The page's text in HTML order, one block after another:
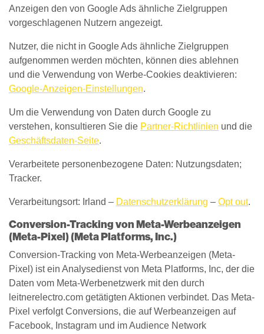
Anzeigen den von Google Ads ähnliche Zielgruppen
vorgeschlagenen Nutzern angezeigt.
Nutzer, die nicht in Google Ads ähnliche Zielgruppen
aufgenommen werden möchten, können dies ablehnen
und die Verwendung von Werbe-Cookies deaktivieren:
Google-Anzeigen-Einstellungen.
Um die Verwendung von Daten durch Google zu
verstehen, konsultieren Sie die Partner-Richtlinien und die
Geschäftsdaten-Seite.
Verarbeitete personenbezogene Daten: Nutzungsdaten;
Tracker.
Verarbeitungsort: Irland – Datenschutzerklärung – Opt out.
Conversion-Tracking von Meta-Werbeanzeigen
(Meta-Pixel) (Meta Platforms, Inc.)
Conversion-Tracking von Meta-Werbeanzeigen (Meta-
Pixel) ist ein Analysedienst von Meta Platforms, Inc, der die
Daten vom Meta-Werbenetzwerk mit den durch
leitnerelectro.com getätigten Aktionen verbindet. Das Meta-
Pixel verfolgt Conversions, die auf Werbeanzeigen auf
Facebook, Instagram und im Audience Network